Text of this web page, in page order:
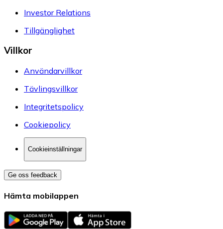
Investor Relations
Tillgänglighet
Villkor
Användarvillkor
Tävlingsvillkor
Integritetspolicy
Cookiepolicy
Cookieinställningar
Ge oss feedback
Hämta mobilappen